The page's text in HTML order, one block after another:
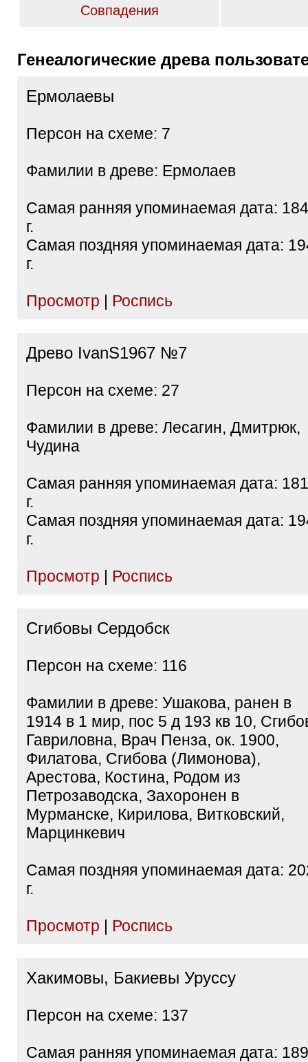
Совпадения
Генеалогические древа
Ермолаевы
Персон на схеме: 7
Фамилии в древе: Ермолаев
Самая ранняя упоминаемая дата:
г.
Самая поздняя упоминаемая дата:
г.
Просмотр | Роспись
Древо IvanS1967 №7
Персон на схеме: 27
Фамилии в древе: Лесагин, Дмитрюк,
Чудина
Самая ранняя упоминаемая дата:
г.
Самая поздняя упоминаемая дата:
г.
Просмотр | Роспись
Сгибовы Сердобск
Персон на схеме: 116
Фамилии в древе: Ушакова, ранен в
1914 в 1 мир, пос 5 д 193 кв 10,
Гавриловна, Врач Пенза, ок. 1900,
Филатова, Сгибова (Лимонова),
Арестова, Костина, Родом из
Петрозаводска, Захоронен в
Мурманске, Кирилова, Витковский,
Марцинкевич
Самая поздняя упоминаемая дата:
г.
Просмотр | Роспись
Хакимовы, Бакиевы Уруссу
Персон на схеме: 137
Самая ранняя упоминаемая дата: